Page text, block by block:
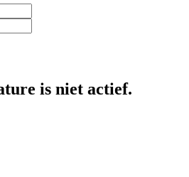
is niet actief.